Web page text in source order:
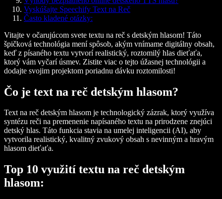
Vyskúšajte Speechify Text na Reč
Často kladené otázky:
Vitajte v očarujúcom svete textu na reč s detským hlasom! Táto
špičková technológia mení spôsob, akým vnímame digitálny obsah,
keď z písaného textu vytvorí realistický, roztomilý hlas dieťaťa,
ktorý vám vyčarí úsmev. Zistite viac o tejto úžasnej technológii a
dodajte svojim projektom poriadnu dávku roztomilosti!
Čo je text na reč detským hlasom?
Text na reč detským hlasom je technologický zázrak, ktorý využíva
syntézu reči na premenenie napísaného textu na prirodzene znejúci
detský hlas. Táto funkcia stavia na umelej inteligencii (AI), aby
vytvorila realistický, kvalitný zvukový obsah s nevinným a hravým
hlasom dieťaťa.
Top 10 využití textu na reč detským
hlasom: